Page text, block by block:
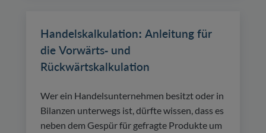
Handelskalkulation: Anleitung für
die Vorwärts- und
Rückwärtskalkulation
Wer ein Handelsunternehmen besitzt oder in
Bilanzen unterwegs ist, dürfte wissen, dass es
neben dem Gespür für gefragte Produkte um